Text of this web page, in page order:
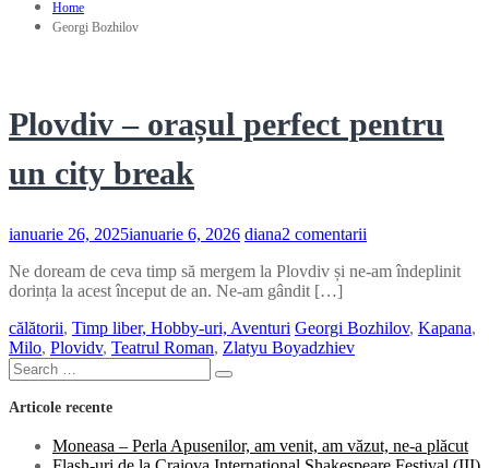
Home
Georgi Bozhilov
Plovdiv – orașul perfect pentru
un city break
ianuarie 26, 2025ianuarie 6, 2026 diana2 comentarii
–
pentru
Ne doream de ceva timp să mergem la Plovdiv și ne-am îndeplinit
dorința la acest început de an. Ne-am gândit […]
călătorii, Timp liber, Hobby-uri, Aventuri Georgi Bozhilov, Kapana,
Milo, Plovidv, Teatrul Roman, Zlatyu Boyadzhiev
Search
for:
Search
Articole recente
Moneasa – Perla Apusenilor, am venit, am văzut, ne-a plăcut